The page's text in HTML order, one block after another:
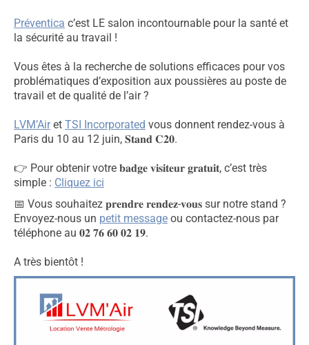
Préventica c’est LE salon incontournable pour la santé et
la sécurité au travail !
Vous êtes à la recherche de solutions efficaces pour vos
problématiques d’exposition aux poussières au poste de
travail et de qualité de l’air ?
LVM’Airet TSI Incorporated vous donnent rendez-vous à
Paris du 10 au 12 juin, 𝐒𝐭𝐚𝐧𝐝 𝐂𝟐𝟎.
​👉​ Pour obtenir votre 𝐛𝐚𝐝𝐠𝐞 𝐯𝐢𝐬𝐢𝐭𝐞𝐮𝐫 𝐠𝐫𝐚𝐭𝐮𝐢𝐭, c’est très
simple : Cliquez ici
📅 Vous souhaitez 𝐩𝐫𝐞𝐧𝐝𝐫𝐞 𝐫𝐞𝐧𝐝𝐞𝐳-𝐯𝐨𝐮𝐬 sur notre stand ?
Envoyez-nous un petit message ou contactez-nous par
téléphone au 𝟎𝟐 𝟕𝟔 𝟔𝟎 𝟎𝟐 𝟏𝟗.
A très bientôt !